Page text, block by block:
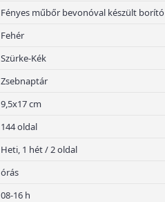
Fényes műbőr bevonóval készült borító
Fehér
Szürke-Kék
Zsebnaptár
9,5x17 cm
144 oldal
Heti, 1 hét / 2 oldal
órás
08-16 h